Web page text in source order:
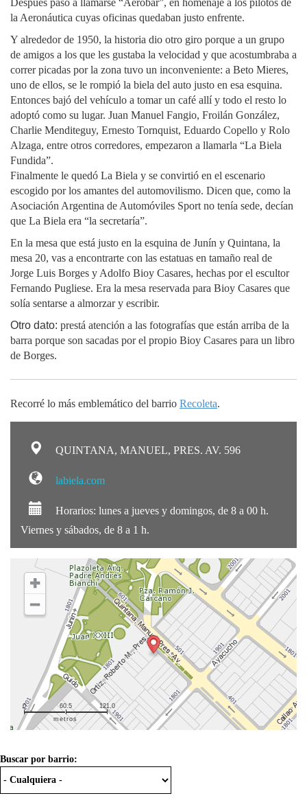
Después pasó a llamarse “Aerobar”, en homenaje a los pilotos de
la Aeronáutica cuyas oficinas quedaban justo enfrente.
Y alrededor de 1950, la historia dio otro giro porque a un grupo
de amigos a los que les gustaba la velocidad y que acostumbraba a
correr picadas por la zona tuvo un inconveniente: a Beto Mieres,
uno de ellos, se le rompió la biela del auto justo en esa esquina.
Entonces bajó del vehículo a tomar un café allí y todo el resto lo
adoptó como su lugar. Juan Manuel Fangio, Froilán González,
Charlie Menditeguy, Ernesto Tornquist, Eduardo Copello y Rolo
Alzaga, entre otros corredores, empezaron a llamarla “La Biela
Fundida”.
Finalmente le quedó La Biela y se convirtió en el escenario
escogido por los amantes del automovilismo. Dicen que, como la
Asociación Argentina de Automóviles Sport no tenía sede, decían
que La Biela era “la secretaría”.
En la mesa que está justo en la esquina de Junín y Quintana, la
mesa 20, vas a encontrarte con las estatuas en tamaño real de
Jorge Luis Borges y Adolfo Bioy Casares, hechas por el escultor
Fernando Pugliese. Era la mesa reservada para Bioy Casares que
solía sentarse a almorzar y escribir.
Otro dato: prestá atención a las fotografías que están arriba de la
barra porque son sacadas por el propio Bioy Casares para un libro
de Borges.
Recorré lo más emblemático del barrio Recoleta.
QUINTANA, MANUEL, PRES. AV. 596
labiela.com
Horarios: lunes a jueves y domingos, de 8 a 00 h.
Viernes y sábados, de 8 a 1 h.
metros
0 60.5 121.0
Buscar por barrio: